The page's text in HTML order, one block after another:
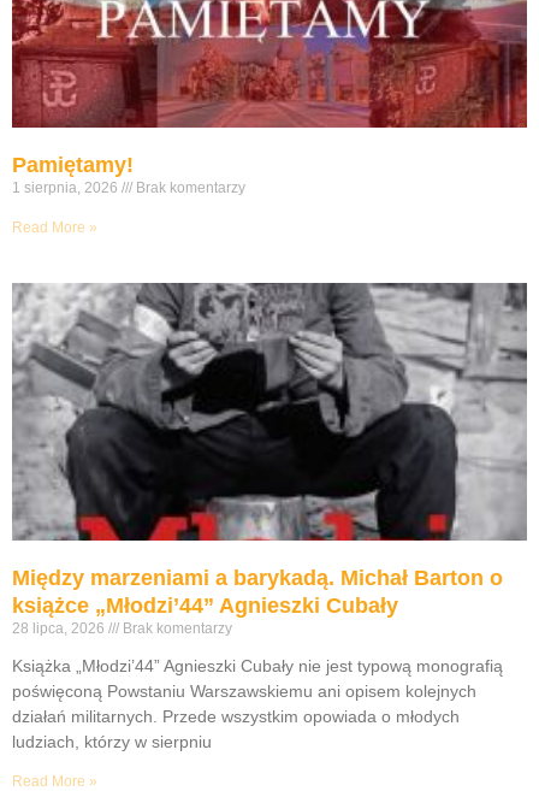
Pamiętamy!
1 sierpnia, 2026 Brak komentarzy
Read More »
Między marzeniami a barykadą. Michał Barton o
książce „Młodzi’44” Agnieszki Cubały
28 lipca, 2026 Brak komentarzy
Książka „Młodzi’44” Agnieszki Cubały nie jest typową monografią
poświęconą Powstaniu Warszawskiemu ani opisem kolejnych
działań militarnych. Przede wszystkim opowiada o młodych
ludziach, którzy w sierpniu
Read More »